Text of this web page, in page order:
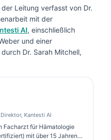
Leitung verfasst von Dr.
mit der
AI, einschließlich
und einer
Dr. Sarah Mitchell,
Kantesti AI
Facharzt für Hämatologie
mit über 15 Jahren